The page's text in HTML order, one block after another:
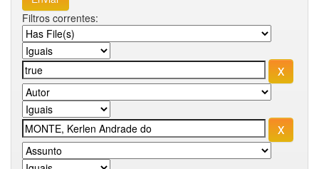
Filtros correntes: